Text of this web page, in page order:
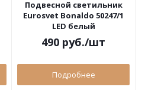
Подвесной светильник
Eurosvet Bonaldo 50247/1
LED белый
490 руб./шт
Подробнее